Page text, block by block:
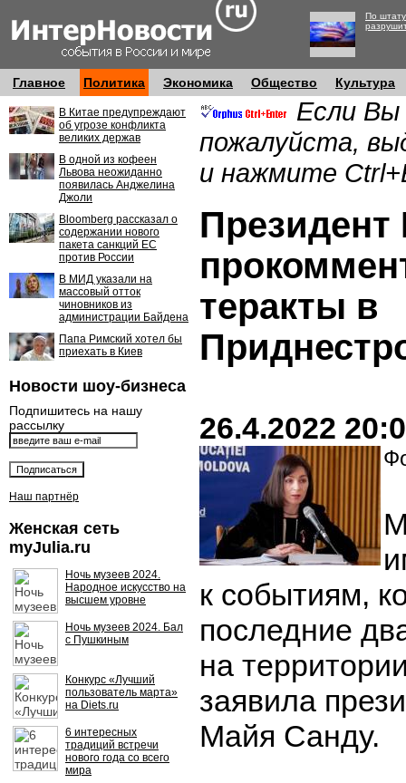
По
Главное Политика Экономика Общество Культура
В Китае предупреждают
об угрозе конфликта
великих держав
В одной из кофеен
Львова неожиданно
появилась Анджелина
Джоли
Bloomberg рассказал о
содержании нового
пакета санкций ЕС
против России
В МИД указали на
массовый отток
чиновников из
администрации Байдена
Папа Римский хотел бы
приехать в Киев
Новости шоу-бизнеса
Подпишитесь на нашу
рассылку
Наш партнёр
Женская сеть
myJulia.ru
Ночь музеев 2024.
Народное искусство на
высшем уровне
Ночь музеев 2024. Бал
с Пушкиным
Конкурс «Лучший
пользователь марта»
на Diets.ru
6 интересных
традиций встречи
нового года со всего
мира
Если Вы
пожалуйста,
и нажмите
теракты в
26.4.2022
к событиям,
последние
на
заявила
Майя Санду.